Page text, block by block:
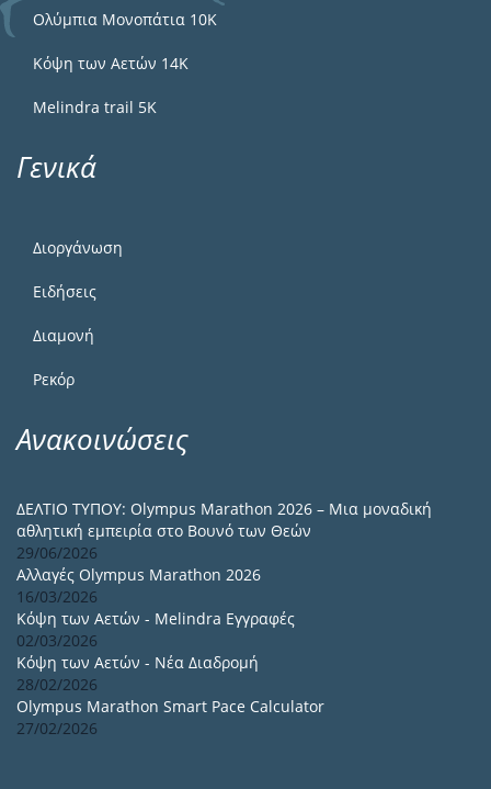
Ολύμπια Μονοπάτια 10Κ
Κόψη των Αετών 14Κ
Melindra trail 5Κ
Γενικά
Διοργάνωση
Ειδήσεις
Διαμονή
Ρεκόρ
Ανακοινώσεις
ΔΕΛΤΙΟ ΤΥΠΟΥ: Olympus Marathon 2026 – Μια μοναδική
αθλητική εμπειρία στο Βουνό των Θεών
29/06/2026
Αλλαγές Olympus Marathon 2026
16/03/2026
Κόψη των Αετών - Melindra Εγγραφές
02/03/2026
Κόψη των Αετών - Νέα Διαδρομή
28/02/2026
Olympus Marathon Smart Pace Calculator
27/02/2026